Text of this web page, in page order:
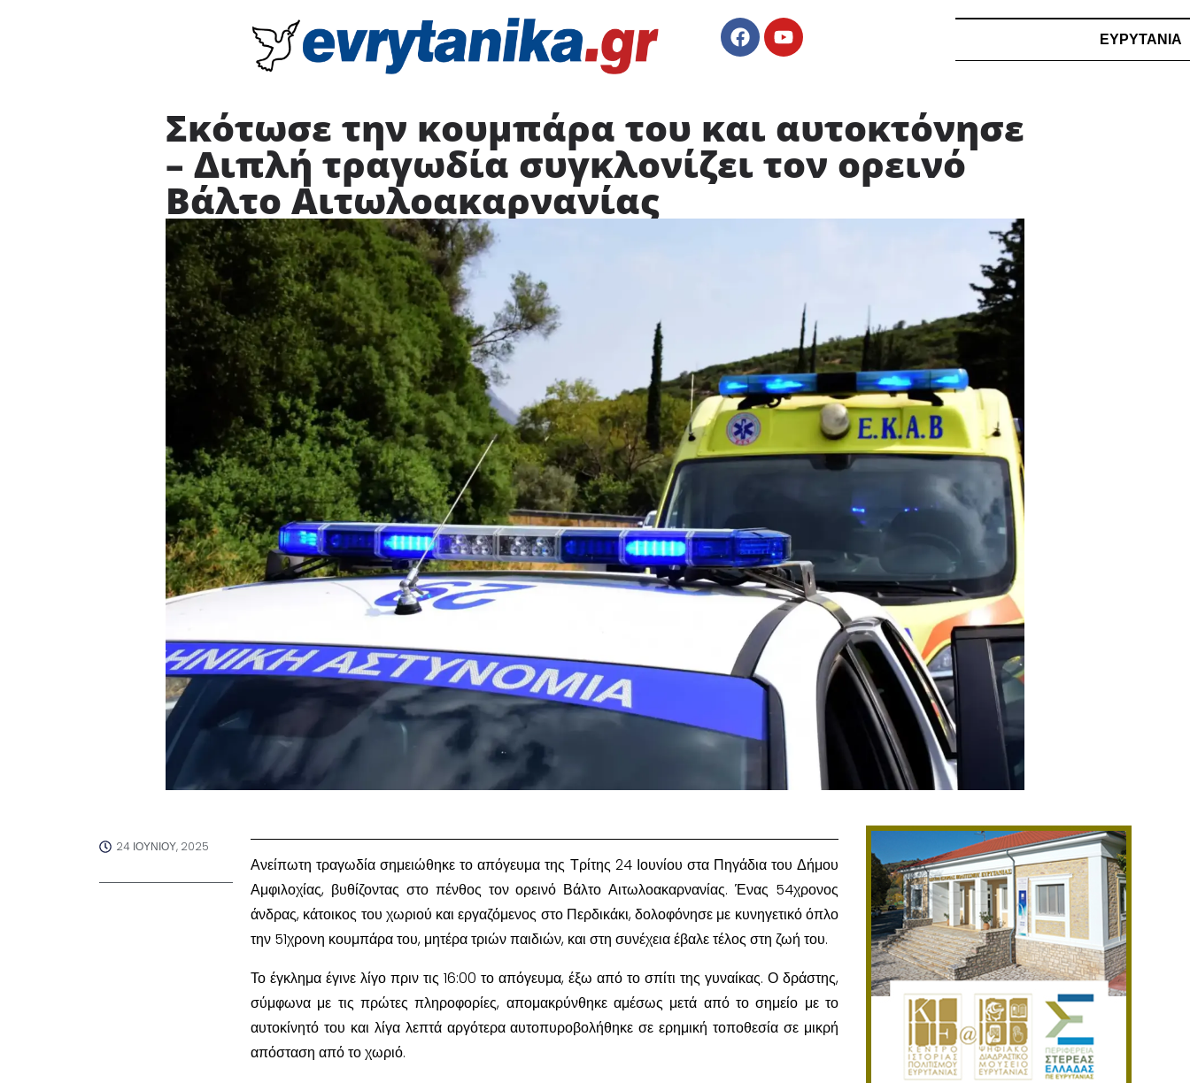
ΕΥΡΥΤΑΝΙΑ
Σκότωσε την κουμπάρα του και αυτοκτόνησε
– Διπλή τραγωδία συγκλονίζει τον ορεινό
Βάλτο Αιτωλοακαρνανίας
24 ΙΟΥΝΊΟΥ, 2025
Ανείπωτη τραγωδία σημειώθηκε το απόγευμα της Τρίτης 24 Ιουνίου στα Πηγάδια του Δήμου
Αμφιλοχίας, βυθίζοντας στο πένθος τον ορεινό Βάλτο Αιτωλοακαρνανίας. Ένας 54χρονος
άνδρας, κάτοικος του χωριού και εργαζόμενος στο Περδικάκι, δολοφόνησε με κυνηγετικό όπλο
την 51χρονη κουμπάρα του, μητέρα τριών παιδιών, και στη συνέχεια έβαλε τέλος στη ζωή του.
Το έγκλημα έγινε λίγο πριν τις 16:00 το απόγευμα, έξω από το σπίτι της γυναίκας. Ο δράστης,
σύμφωνα με τις πρώτες πληροφορίες, απομακρύνθηκε αμέσως μετά από το σημείο με το
αυτοκίνητό του και λίγα λεπτά αργότερα αυτοπυροβολήθηκε σε ερημική τοποθεσία σε μικρή
απόσταση από το χωριό.